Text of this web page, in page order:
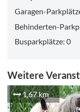
Garagen-
Behinderten-
Busparkplätze: 0
Weitere
1,67 km